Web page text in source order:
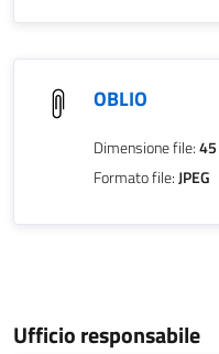
OBLIO
Dimensione file:
Formato file:JPEG
Ufficio responsabile